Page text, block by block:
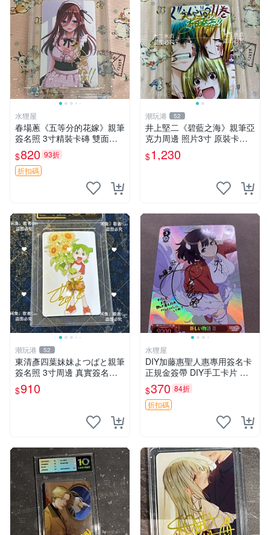
水狸屋
春場蔥《五等分的花嫁》親筆
簽名照 3寸精裝卡磚 雙面收
藏相框 親簽限量周邊 收藏推
薦 花嫁相片 現象級漫改 相框
收藏 周邊精品
$820 93折
折扣碼
潮玩港 52
井上堅二《碧藍之海》親筆亞
克力周邊 照片3寸 原裝卡磚
收藏級面簽 碧藍之海 井上堅
二 規章
$1,230
潮玩港 52
東清彥四葉妹妹よつばと親筆
簽名照 3寸周邊 真實簽名收
藏品 相框相紙包裝 よつばと
四葉妹妹 東清彥
$910
水狸屋
DIY加藤惠聖人惠專用簽名卡
正規金簽帶 DIY手工卡片 不
同於市售版本 卡片尺寸嚴選1
00mm 原創設計無返修 聖人
惠 簽名卡 加藤惠
$370 84折
折扣碼